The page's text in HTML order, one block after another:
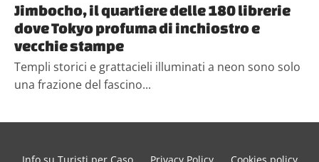
Jimbocho, il quartiere delle 180 librerie
dove Tokyo profuma di inchiostro e
vecchie stampe
Templi storici e grattacieli illuminati a neon sono solo
una frazione del fascino...